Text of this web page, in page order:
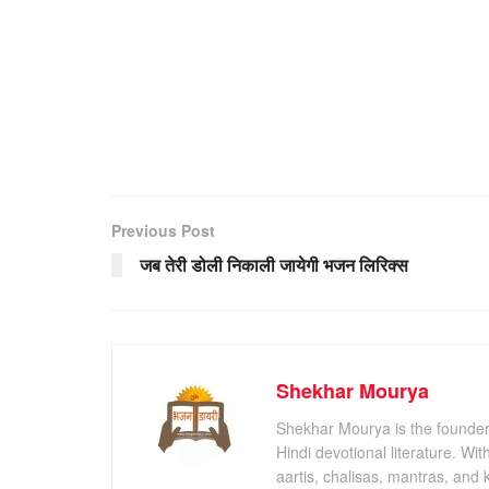
Previous Post
जब तेरी डोली निकाली जायेगी भजन लिरिक्स
Shekhar Mourya
Shekhar Mourya is the
Hindi devotional literature.
aartis, chalisas, mantras, and